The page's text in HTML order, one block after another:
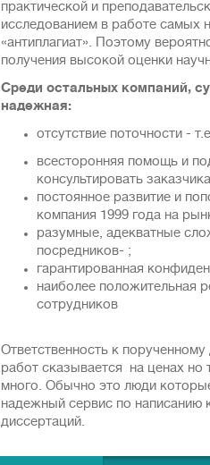
практической и
исследованием в работе самых
«антиплагиат». Поэтому
получения высокой оценки
Среди остальных компаний,
надежная:
отсутствие поточности -
всесторонняя помощь и
консультировать
постоянное развитие и
компания 1999 года на
разумные, адекватные
посредников- ;
гарантированная
наиболее положительная
сотрудников
Ответственность к
работ сказывается на ценах но
много. Обычно это люди
надежный сервис по написанию
диссертаций.